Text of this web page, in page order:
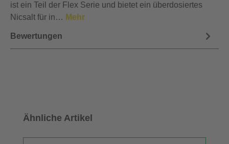
ist ein Teil der Flex Serie und bietet ein überdosiertes
Nicsalt für in… Mehr
Bewertungen
Produktgalerie überspringen
Ähnliche Artikel